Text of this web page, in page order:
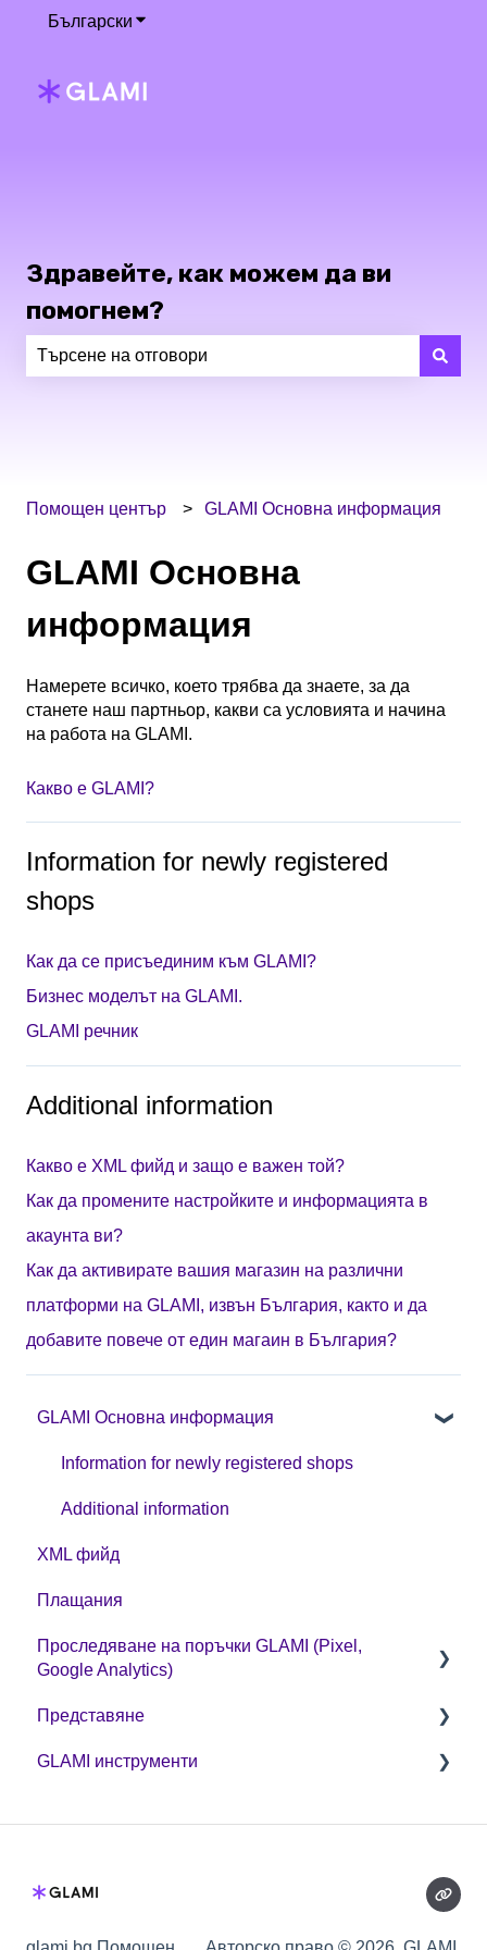
Български Показване на подменюто за преводите
Здравейте, как можем да ви
помогнем?
Помощен център GLAMI Основна информация
GLAMI Основна
информация
Намерете всичко, което трябва да знаете, за да
станете наш партньор, какви са условията и начина
на работа на GLAMI.
Какво е GLAMI?
Information for newly registered
shops
Как да се присъединим към GLAMI?
Бизнес моделът на GLAMI.
GLAMI речник
Additional information
Какво е XML фийд и защо е важен той?
Как да промените настройките и информацията в
акаунта ви?
Как да активирате вашия магазин на различни
платформи на GLAMI, извън България, както и да
добавите повече от един магаин в България?
GLAMI Основна информация
Information for newly registered shops
Additional information
XML фийд
Плащания
Проследяване на поръчки GLAMI (Pixel,
Google Analytics)
Полезни гайдове
GA4
Представяне
Оптимизация
GLAMI инструменти